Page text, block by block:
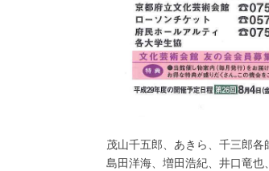
茂山千五郎、あきら、千三郎各
島田洋海、増田浩紀、井口竜也